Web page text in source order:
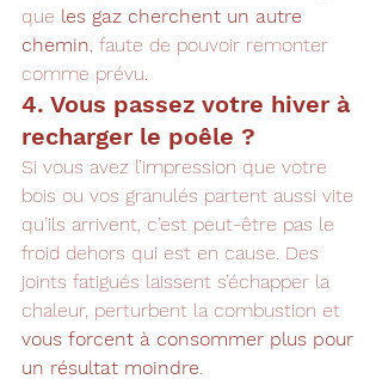
que les gaz cherchent un autre
chemin , faute de pouvoir remonter
comme prévu.
4. Vous passez votre hiver à
recharger le poêle ?
Si vous avez l’impression que votre
bois ou vos granulés partent aussi vite
qu’ils arrivent, c’est peut-être pas le
froid dehors qui est en cause. Des
joints fatigués laissent s’échapper la
chaleur, perturbent la combustion et
vous forcent à consommer plus pour
un résultat moindre